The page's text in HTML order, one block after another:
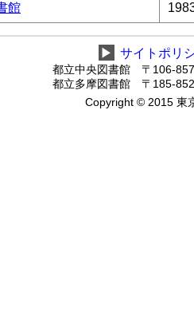
館
▶ サイトポリ
都立中央図書館 〒106-
都立多摩図書館 〒185-
Copyright © 2015 東